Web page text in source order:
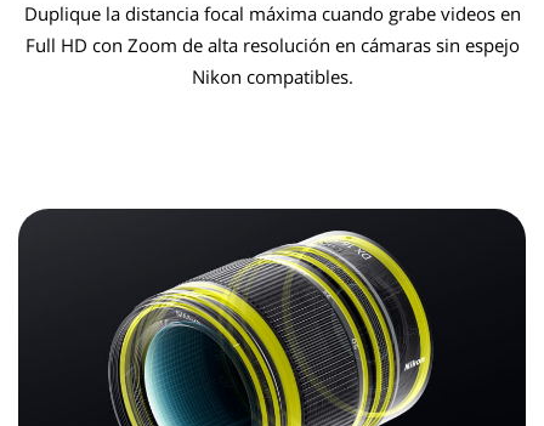
Duplique la distancia focal máxima cuando grabe videos en
Full HD con Zoom de alta resolución en cámaras sin espejo
Nikon compatibles.